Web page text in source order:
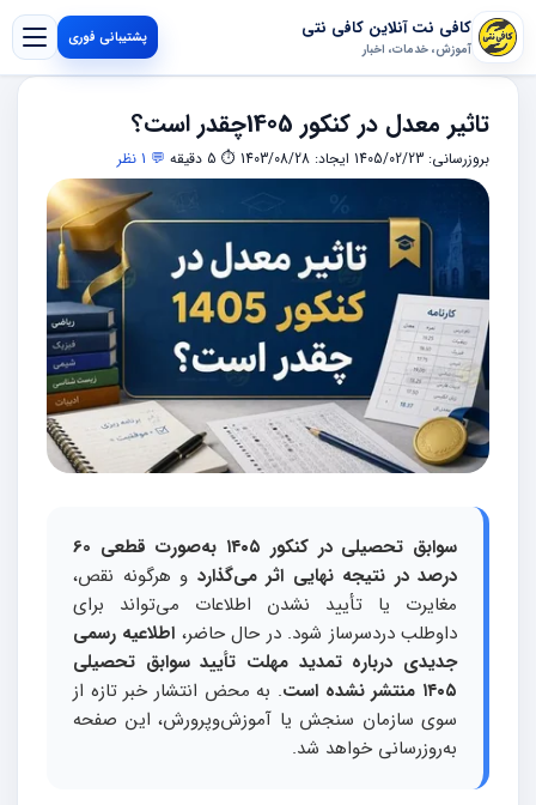
کافی نت آنلاین کافی نتی
آموزش، خدمات، اخبار
پشتیبانی فوری
تاثیر معدل در کنکور 1405چقدر است؟
بروزرسانی: 1405/02/23 ایجاد: 1403/08/28 ⏱ 5 دقیقه 💬 1 نظر
سوابق تحصیلی در کنکور ۱۴۰۵ به‌صورت قطعی 60
درصد در نتیجه نهایی اثر می‌گذارد و هرگونه نقص،
مغایرت یا تأیید نشدن اطلاعات می‌تواند برای
داوطلب دردسرساز شود. در حال حاضر، اطلاعیه رسمی
جدیدی درباره تمدید مهلت تأیید سوابق تحصیلی
۱۴۰۵ منتشر نشده است
. به محض انتشار خبر تازه از
سوی سازمان سنجش یا آموزش‌وپرورش، این صفحه
به‌روزرسانی خواهد شد.